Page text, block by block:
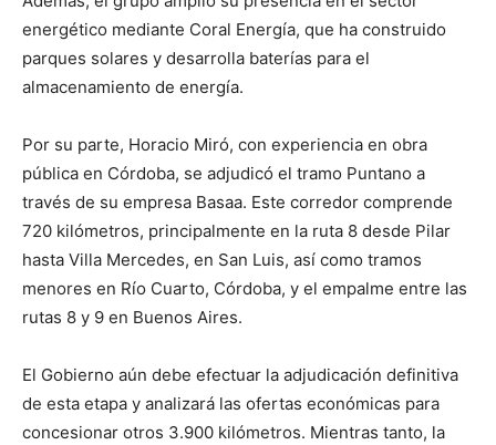
energético mediante Coral Energía, que ha construido
parques solares y desarrolla baterías para el
almacenamiento de energía.
Por su parte, Horacio Miró, con experiencia en obra
pública en Córdoba, se adjudicó el tramo Puntano a
través de su empresa Basaa. Este corredor comprende
720 kilómetros, principalmente en la ruta 8 desde Pilar
hasta Villa Mercedes, en San Luis, así como tramos
menores en Río Cuarto, Córdoba, y el empalme entre las
rutas 8 y 9 en Buenos Aires.
El Gobierno aún debe efectuar la adjudicación definitiva
de esta etapa y analizará las ofertas económicas para
concesionar otros 3.900 kilómetros. Mientras tanto, la